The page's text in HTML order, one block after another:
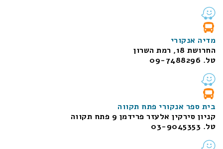
מדיה אנקורי
החרושת 18, רמת השרון
טל. 09-7488296
בית ספר אנקורי פתח תקווה
קניון סירקין אלעזר פרידמן 9 פתח תקווה
טל. 03-9045353